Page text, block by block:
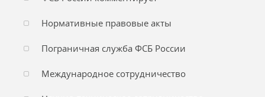
Нормативные правовые акты
Пограничная служба ФСБ России
Международное сотрудничество